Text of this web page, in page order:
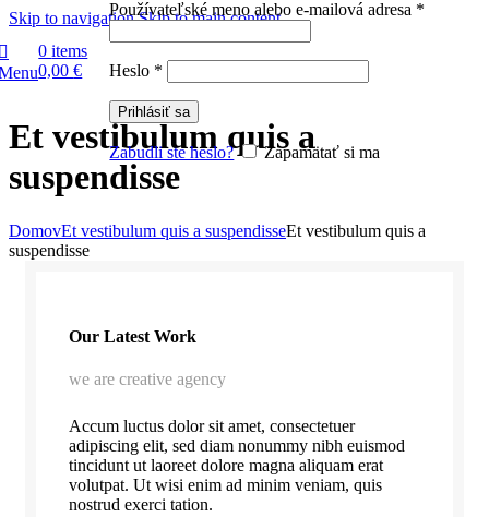
Skip to navigationSkip to main content
0items
0,00€
Používateľské meno alebo e-mailová adresa *
Heslo *
Prihlásiť sa
Zabudli ste heslo? Zapamätať si ma
Et vestibulum quis a
suspendisse
DomovEt vestibulum quis a suspendisseEt vestibulum quis a
suspendisse
Our Latest Work
we are creative agency
Accum luctus dolor sit amet, consectetuer
adipiscing elit, sed diam nonummy nibh euismod
tincidunt ut laoreet dolore magna aliquam erat
volutpat. Ut wisi enim ad minim veniam, quis
nostrud exerci tation.